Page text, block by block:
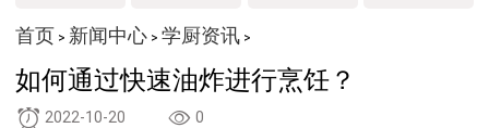
首页 > 新闻中心> 学厨资讯>
如何通过快速油炸进行烹饪？
2022-10-20 0